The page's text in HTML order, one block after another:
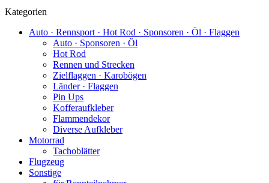
Kategorien
Auto · Rennsport · Hot Rod · Sponsoren · Öl · Flaggen
Auto · Sponsoren · Öl
Hot Rod
Rennen und Strecken
Zielflaggen · Karobögen
Länder · Flaggen
Pin Ups
Kofferaufkleber
Flammendekor
Diverse Aufkleber
Motorrad
Tachoblätter
Flugzeug
Sonstige